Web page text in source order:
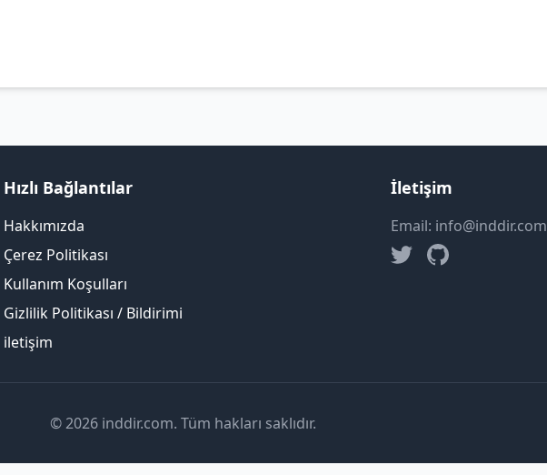
Hızlı Bağlantılar
Hakkımızda
Çerez Politikası
Kullanım Koşulları
Gizlilik Politikası / Bildirimi
iletişim
İletişim
Email: info@inddir.com
© 2026 inddir.com. Tüm hakları saklıdır.